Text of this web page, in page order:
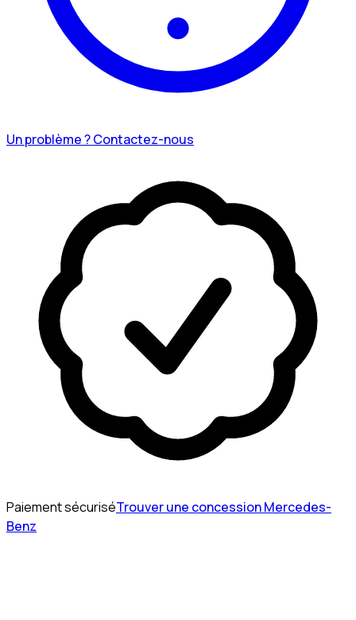
Un problème ? Contactez-nous
Paiement sécuriséTrouver une concession Mercedes-
Benz